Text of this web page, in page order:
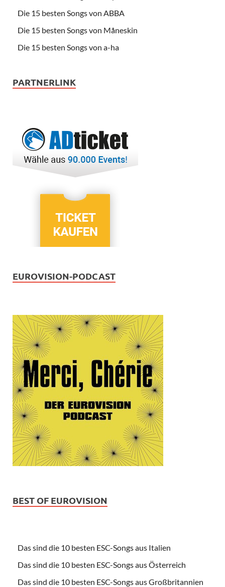
Die 15 besten Songs von ABBA
Die 15 besten Songs von Måneskin
Die 15 besten Songs von a-ha
PARTNERLINK
EUROVISION-PODCAST
BEST OF EUROVISION
Das sind die 10 besten ESC-Songs aus Italien
Das sind die 10 besten ESC-Songs aus Österreich
Das sind die 10 besten ESC-Songs aus Großbritannien